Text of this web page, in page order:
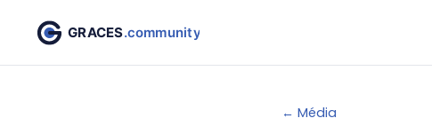
← Média